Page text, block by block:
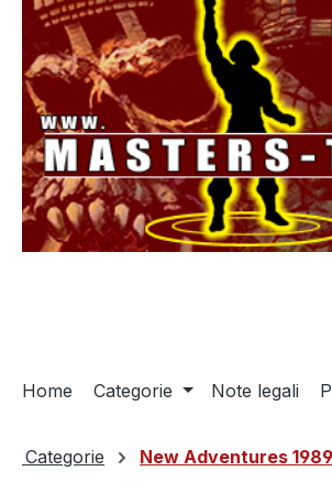
Passa alla navigazione
Home Categorie Note legali
Categorie New Adventures 1989